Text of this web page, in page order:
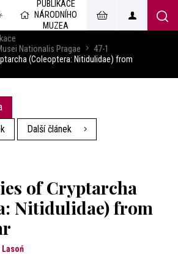
českém
PUBLIKACE
NÁRODNÍHO
MUZEA
Nationalis Pragae
47-1
(Coleoptera: Nitidulidae) from
Další článek
of Cryptarcha
Nitidulidae) from